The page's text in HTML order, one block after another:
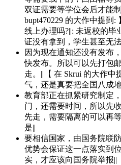
双证需要等学位会后才能
bupt470229 的大作中提到
线上办理吗?||: 未返校的毕
证没有拿到，学生甚至无
因为现在通知还没有发布
快发布。所以可以先打包
走。||【 在 Skrui 的大作中
气，还是真要把全国八成地
教育部正在抓紧研究制定
门，还需要时间，所以先
先走，需要隔离的可以再
是||
要相信国家，由国务院联
优势会保证这一点落实到
实，才应该向国务院举报||